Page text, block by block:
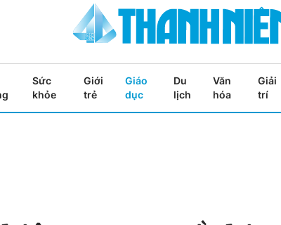
Sức
khỏe
Giới
trẻ
Giáo
dục
Du
lịch
Văn
hóa
Giải
trí